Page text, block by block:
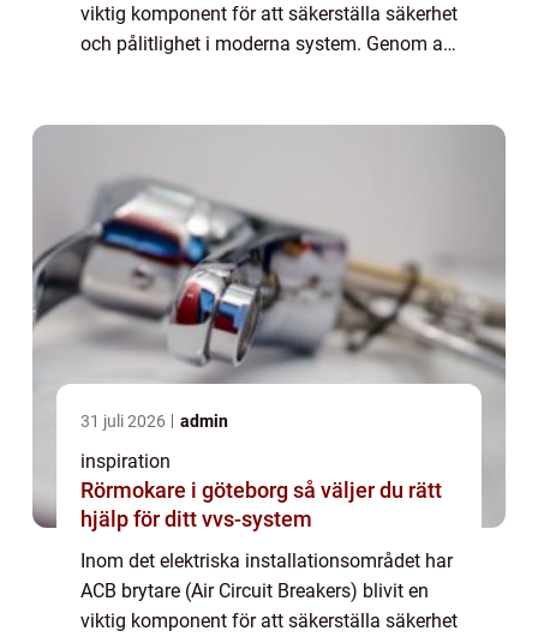
viktig komponent för att säkerställa säkerhet
och pålitlighet i moderna system. Genom att
31 juli 2026 admin
inspiration
Rörmokare i göteborg så väljer du rätt
hjälp för ditt vvs-system
Inom det elektriska installationsområdet har
ACB brytare (Air Circuit Breakers) blivit en
viktig komponent för att säkerställa säkerhet